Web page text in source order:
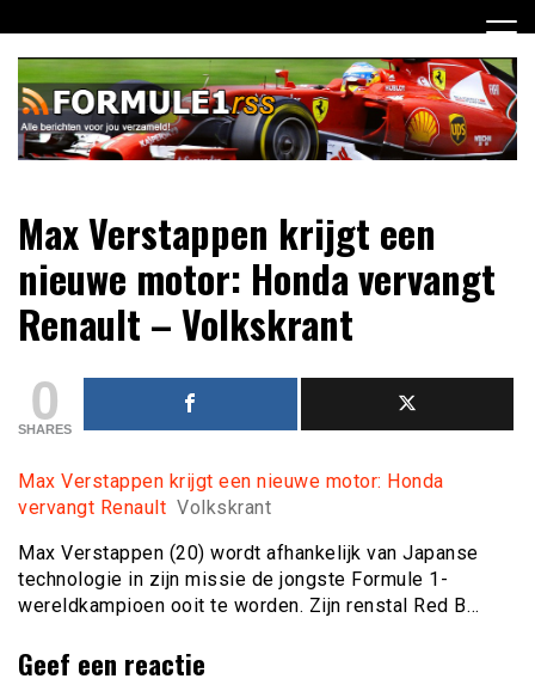
naar
inhoud
Formule 1 RSS
verzameld!
Max Verstappen krijgt een
nieuwe motor: Honda vervangt
Renault – Volkskrant
0
SHARES
Max Verstappen krijgt een nieuwe motor: Honda
vervangt Renault Volkskrant
Max Verstappen (20) wordt afhankelijk van Japanse
technologie in zijn missie de jongste Formule 1-
wereldkampioen ooit te worden. Zijn renstal Red B…
Geef een reactie